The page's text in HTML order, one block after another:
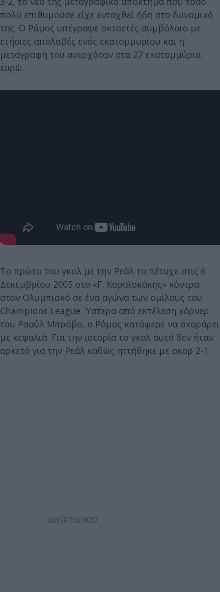
πολύ επιθυμούσε είχε ενταχθεί ήδη στο δυναμικό
της. Ο Ράμος υπέγραψε οκταετές συμβόλαιο με
ετήσιες απολαβές ενός εκατομμυρίου και η
μεταγραφή του ανερχόταν στα 27 εκατομμύρια
ευρώ.
Το πρώτο του γκολ με την Ρεάλ το πέτυχε στις 6
Δεκεμβρίου 2005 στο «Γ. Καραϊσκάκης» κόντρα
στον Ολυμπιακό σε ένα αγώνα των ομίλους του
Champions League. Ύστερα από εκτέλεση κόρνερ
του Ραούλ Μπράβο, ο Ράμος κατάφερε να σκοράρει
με κεφαλιά. Για την ιστορία το γκολ αυτό δεν ήταν
αρκετό για την Ρεάλ καθώς ηττήθηκε με σκορ 2-1.